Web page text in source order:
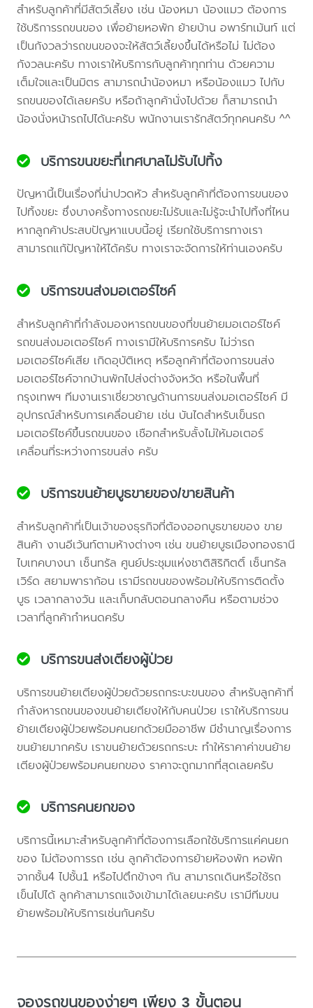
สำหรับลูกค้าที่มีสัตว์เลี้ยง เช่น น้องหมา น้องแมว ต้องการ
ใช้บริการรถขนของ เพื่อย้ายหอพัก ย้ายบ้าน อพาร์ทเม้นท์ แต่
เป็นกังวลว่ารถขนของจะให้สัตว์เลี้ยงขึ้นได้หรือไม่ ไม่ต้อง
กังวลนะครับ ทางเราให้บริการกับลูกค้าทุกท่าน ด้วยความ
เต็มใจและเป็นมิตร สามารถนำน้องหมา หรือน้องแมว ไปกับ
รถขนของได้เลยครับ หรือถ้าลูกค้านั่งไปด้วย ก็สามารถนำ
น้องนั่งหน้ารถไปได้นะครับ พนักงานเรารักสัตว์ทุกคนครับ ^^
บริการขนขยะที่เทศบาลไม่รับไปทิ้ง
ปัญหานี้เป็นเรื่องที่น่าปวดหัว สำหรับลูกค้าที่ต้องการขนของ
ไปทิ้งขยะ ซึ่งบางครั้งทางรถขยะไม่รับและไม่รู้จะนำไปทิ้งที่ไหน
หากลูกค้าประสบปัญหาแบบนี้อยู่ เรียกใช้บริการทางเรา
สามารถแก้ปัญหาให้ได้ครับ ทางเราจะจัดการให้ท่านเองครับ
บริการขนส่งมอเตอร์ไซค์
สำหรับลูกค้าที่กำลังมองหารถขนของที่ขนย้ายมอเตอร์ไซค์
รถขนส่งมอเตอร์ไซค์ ทางเรามีให้บริการครับ ไม่ว่ารถ
มอเตอร์ไซค์เสีย เกิดอุบัติเหตุ หรือลูกค้าที่ต้องการขนส่ง
มอเตอร์ไซค์จากบ้านพักไปส่งต่างจังหวัด หรือในพื้นที่
กรุงเทพฯ ทีมงานเราเชี่ยวชาญด้านการขนส่งมอเตอร์ไซค์ มี
อุปกรณ์สำหรับการเคลื่อนย้าย เช่น บันไดสำหรับเข็นรถ
มอเตอร์ไซค์ขึ้นรถขนของ เชือกสำหรับลั้งไม่ให้มอเตอร์
เคลื่อนที่ระหว่างการขนส่ง ครับ
บริการขนย้ายบูธขายของ/ขายสินค้า
สำหรับลูกค้าที่เป็นเจ้าของธุรกิจที่ต้องออกบูธขายของ ขาย
สินค้า งานอีเว้นท์ตามห้างต่างๆ เช่น ขนย้ายบูธเมืองทองธานี
ไบเทคบางนา เซ็นทรัล ศูนย์ประชุมแห่งชาติสิริกิตติ์ เซ็นทรัล
เวิร์ด สยามพาราก้อน เรามีรถขนของพร้อมให้บริการติดตั้ง
บูธ เวลากลางวัน และเก็บกลับตอนกลางคืน หรือตามช่วง
เวลาที่ลูกค้ากำหนดครับ
บริการขนส่งเตียงผู้ป่วย
บริการขนย้ายเตียงผู้ป่วยด้วยรถกระบะขนของ สำหรับลูกค้าที่
กำลังหารถขนของขนย้ายเตียงให้กับคนป่วย เราให้บริการขน
ย้ายเตียงผู้ป่วยพร้อมคนยกด้วยมืออาชีพ มีชำนาญเรื่องการ
ขนย้ายมากครับ เราขนย้ายด้วยรถกระบะ ทำให้ราคาค่าขนย้าย
เตียงผู้ป่วยพร้อมคนยกของ ราคาจะถูกมากที่สุดเลยครับ
บริการคนยกของ
บริการนี้เหมาะสำหรับลูกค้าที่ต้องการเลือกใช้บริการแค่คนยก
ของ ไม่ต้องการรถ เช่น ลูกค้าต้องการย้ายห้องพัก หอพัก
จากชั้น4 ไปชั้น1 หรือไปตึกข้างๆ กัน สามารถเดินหรือใช้รถ
เข็นไปได้ ลูกค้าสามารถแจ้งเข้ามาได้เลยนะครับ เรามีทีมขน
ย้ายพร้อมให้บริการเช่นกันครับ
จองรถขนของง่ายๆ เพียง 3 ขั้นตอน